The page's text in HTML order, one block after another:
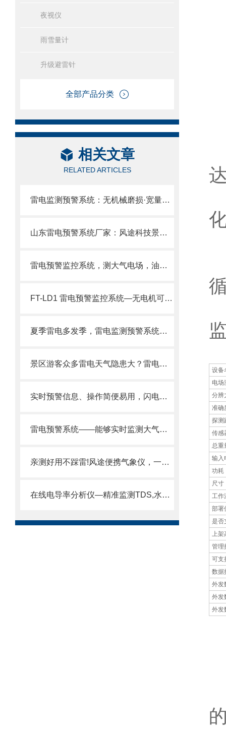
夜视仪
雨雪量计
升级避雷针
全部产品分类
相关文章
RELATED ARTICLES
雷电监测预警系统：无机械磨损·宽量程探测·15KM覆盖，工业级防雷预警优选
山东雷电预警系统厂家：风途科技景区、油气库、煤矿全覆盖。
雷电预警监控系统，测大气电场，油气库、煤矿、景区、石油化工的防雷选择！
FT-LD1 雷电预警监控系统—无电机可动部件！无磨损更可靠。
夏季雷电多发季，雷电监测预警系统开启24小时“极速预警模式”
景区游客众多雷电天气隐患大？雷电预警系统，快速响应，及时疏散游客。
实时预警信息、操作简便易用，闪电监测系统，轻松应对闪电灾害
雷电预警系统——能够实时监测大气电场强度等关键参数2025全+境+派+送
亲测好用不踩雷!风途便携气象仪，一键开启的专业级移动观测站!
在线电导率分析仪—精准监测TDS,水质管理新选择 @2024风途推送
设备
电场
分辨
准确
探测
传感
总重
输入
功耗
尺寸
工作
部署
是否
上架
管理
可支
数据
外发
外发
外发